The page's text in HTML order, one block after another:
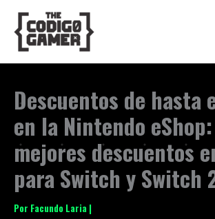
contenido
Descuentos de hasta
en la Nintendo
mejores descuentos
para Switch y Switch
Por Facundo Laria |